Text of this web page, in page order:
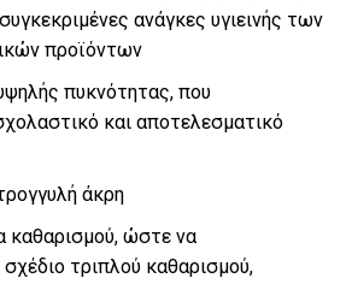
ανάγκες υγιεινής των
προϊόντων
πυκνότητας, που
και αποτελεσματικό
άκρη
καθαρισμού, ώστε να
τριπλού καθαρισμού,